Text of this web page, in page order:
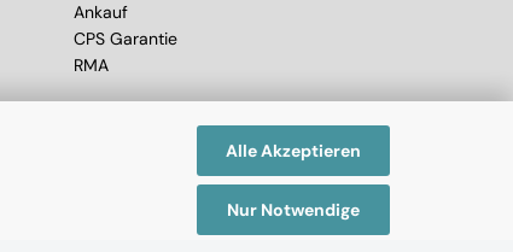
Alle Akzeptieren
Nur Notwendige
Ankauf
CPS Garantie
RMA